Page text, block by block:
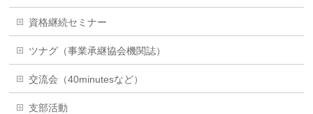
資格継続セミナー
ツナグ（事業承継協会機関誌）
交流会（40minutesなど）
支部活動